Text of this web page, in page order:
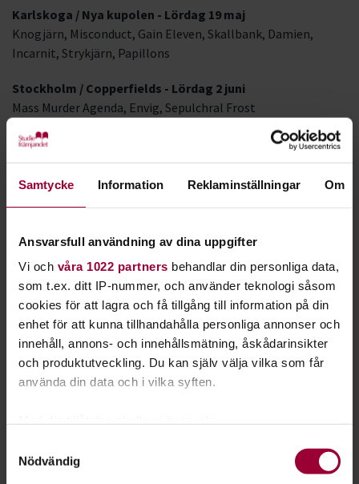
Samtycke Information Reklaminställningar Om
Ansvarsfull användning av dina uppgifter
Vi och våra 1022 partners behandlar din personliga data,
som t.ex. ditt IP-nummer, och använder teknologi såsom
cookies för att lagra och få tillgång till information på din
enhet för att kunna tillhandahålla personliga annonser och
innehåll, annons- och innehållsmätning, åskådarinsikter
och produktutveckling. Du kan själv välja vilka som får
använda din data och i vilka syften.
som kan ha en noggrannhet på upp till flera meter
Nödvändig
Karlskoga / Nya kupolen - Lördag 19 maj
Knogjärn, Misconduct, Gain Eleven, Skallbank, Damien,
Incarnit, Strykjärn, Papillons
Stockholm / Copperfields - Lördag 2 juni
Mass Murder Agenda, Envig, Sepulchral Frost
Varberg / Arena Varberg - Lördag 2 juni
Kamchatka & Abramis Brama, Honeyburst, Nekromant
Nala, Nekrokraft, Spiral Skies,
Norrköping / Dynamo - 15-16 juni
Murder Inn, Acidiun, Carnosus, Nekromant, Social Pretender,
Deception, Scent of Lord, Bullshit, The Generations Army,
Agonize The Serpent, Methane, Nekrokraft
Karlstad / Putte i Parken - 28-30 juni
JUNI, Children of the Sün, K-Bird, Dyess, Psychedelic
Never Say Die, Dragon Steel, Fejd, Ravaged, Pastoratet, The
Boatsmen, Nekromant, Sole Syndicate, The Gloria Story,